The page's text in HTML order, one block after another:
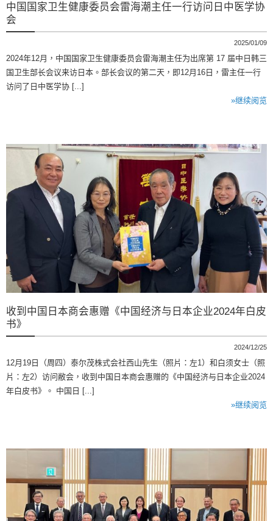
中国国家卫生健康委员会雷海潮主任一行访问日中医学协
会
2025/01/09
2024年12月，中国国家卫生健康委员会雷海潮主任为出席第 17 届中日韩三
国卫生部长会议来访日本。部长会议的第二天，即12月16日，雷主任一行
访问了日中医学协 [...]
»继续阅览
收到中国日本商会惠赠《中国经济与日本企业2024年白皮
书》
2024/12/25
12月19日（周四）泰尔茂株式会社西山先生（照片：左1）和白须女士（照
片：左2）访问敝会，收到中国日本商会惠赠的《中国经济与日本企业2024
年白皮书》。 中国日 [...]
»继续阅览